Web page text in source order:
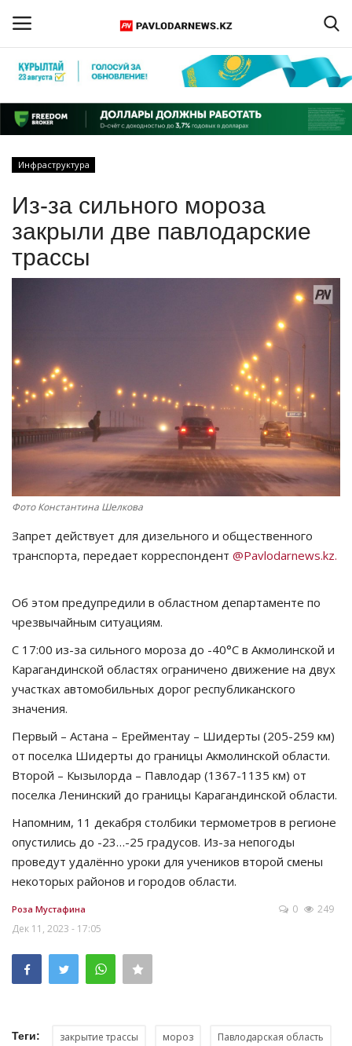
Регистрация
Главная
КАЗАХСТАН
СПОРТ
Чек-лист
РАЗВЛЕЧЕНИЯ
OFFICIAL
Курултай
Қазақша Русский
Инфраструктура
Из-за сильного мороза
закрыли две павлодарские
трассы
Фото Константина Шелкова
Запрет действует для дизельного и общественного
транспорта, передает корреспондент @Pavlodarnews.kz.
Об этом предупредили в областном департаменте по
чрезвычайным ситуациям.
С 17:00 из-за сильного мороза до -40°С в Акмолинской и
Карагандинской областях ограничено движение на двух
участках автомобильных дорог республиканского
значения.
Первый – Астана – Ерейментау – Шидерты (205-259 км)
от поселка Шидерты до границы Акмолинской области.
Второй – Кызылорда – Павлодар (1367-1135 км) от
поселка Ленинский до границы Карагандинской области.
Напомним, 11 декабря столбики термометров в регионе
опустились до -23…-25 градусов. Из-за непогоды
проведут удалённо уроки для учеников второй смены
некоторых районов и городов области.
Роза Мустафина
Дек 11, 2023 - 17:05
0 249
Теги: закрытие трассы мороз Павлодарская область